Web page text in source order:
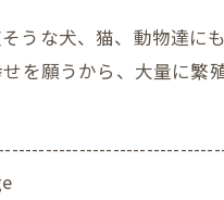
うな犬、猫、動物達に
を願うから、大量に繁